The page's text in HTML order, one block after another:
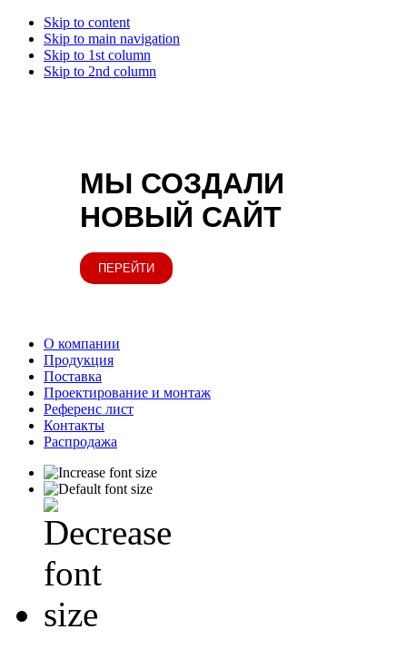
Skip to content
Skip to main navigation
Skip to 1st column
Skip to 2nd column
МЫ СОЗДАЛИ
НОВЫЙ САЙТ
ПЕРЕЙТИ
О компании
Продукция
Поставка
Проектирование и монтаж
Референс лист
Контакты
Распродажа